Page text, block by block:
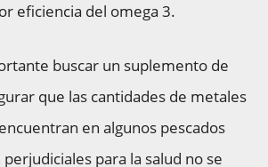
eficiencia del omega 3.
buscar un suplemento de
que las cantidades de metales
en algunos pescados
para la salud no se